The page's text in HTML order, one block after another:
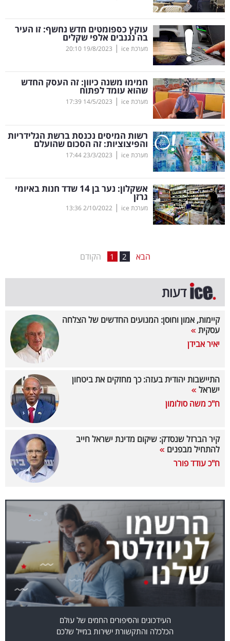
ספורט
קריירה
ולימודים
מינויים
רייטינג
רכב
בריאות
תרבות
ופנאי
תיירות
המילון
הכלכלי
פודקאסט
40
ניוזלטרים
מייל
אדום
עוקץ כספומטים חדש נחשף: זו העיר
בה נגנבים אלפי שקלים
מערכת ice |
19/8/2023
20:10
חמימו משנה כיוון: זה העסק החדש
שהוא עומד לפתוח
מערכת ice |
14/5/2023
17:39
רשות המיסים נכנסת ברשת הגלידריות
והפיצוציות: זה הסכום שהועלם
מערכת ice |
23/3/2023
17:44
אשקלון: נער בן 14 שדד חנות באיומי
גרזן
מערכת ice |
2/10/2022
13:36
הקודם 1 2 הבא
דעות
קיימות, אמון וחוסן: המנועים החדשים של הצלחה
עסקית
יאיר אבידן
התיישבות יהודית בעזה: כך מחזקים את ביטחון
ישראל
ח"כ משה סולומון
קיר הברזל שנסדק: שיקום מדינת ישראל חייב
להתחיל מבפנים
ח"כ עודד פורר
העידכונים והסיפורים החמים של עולם
הכלכלה והתקשורת ישירות במייל שלכם